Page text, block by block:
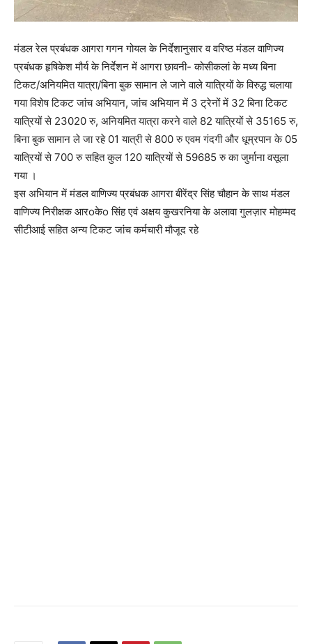
मंडल रेल प्रबंधक आगरा गगन गोयल के निर्देशानुसार व वरिष्ठ मंडल वाणिज्य
प्रबंधक हृषिकेश मौर्य के निर्देशन में आगरा छावनी- कोसीकलां के मध्य बिना
टिकट/अनियमित यात्रा/बिना बुक सामान ले जाने वाले यात्रियों के विरुद्ध चलाया
गया विशेष टिकट जांच अभियान, जांच अभियान में 3 ट्रेनों में 32 बिना टिकट
यात्रियों से 23020 रु, अनियमित यात्रा करने वाले 82 यात्रियों से 35165 रु,
बिना बुक सामान ले जा रहे 01 यात्री से 800 रु एवम गंदगी और धूम्रपान के 05
यात्रियों से 700 रु सहित कुल 120 यात्रियों से 59685 रु का जुर्माना वसूला
गया ।
इस अभियान में मंडल वाणिज्य प्रबंधक आगरा बीरेंद्र सिंह चौहान के साथ मंडल
वाणिज्य निरीक्षक आरoकेo सिंह एवं अक्षय कुखरनिया के अलावा गुलज़ार मोहम्मद
सीटीआई सहित अन्य टिकट जांच कर्मचारी मौजूद रहे